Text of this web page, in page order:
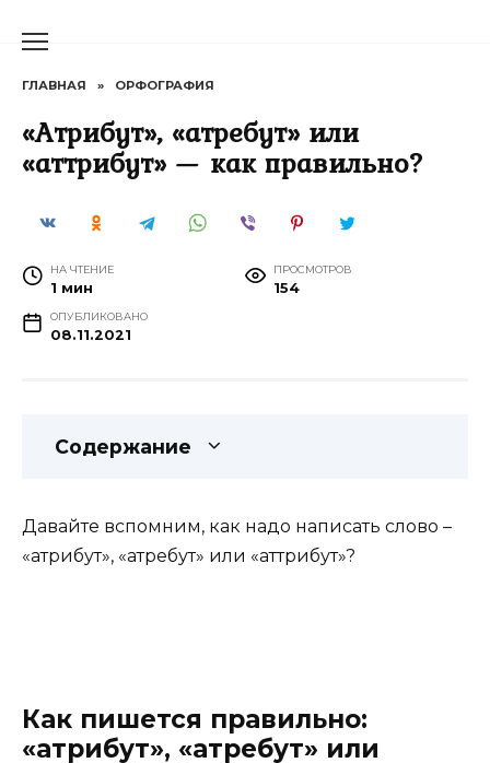
ГЛАВНАЯ » ОРФОГРАФИЯ
«Атрибут», «атребут» или
«аттрибут» — как правильно?
НА ЧТЕНИЕ
1 мин
ПРОСМОТРОВ
154
ОПУБЛИКОВАНО
08.11.2021
Содержание
Давайте вспомним, как надо написать слово –
«атрибут», «атребут» или «аттрибут»?
Как пишется правильно:
«атрибут», «атребут» или